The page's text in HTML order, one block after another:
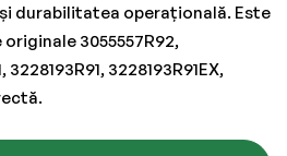
durabilitatea operațională. Este
3055557R92,
3228193R91, 3228193R91EX,